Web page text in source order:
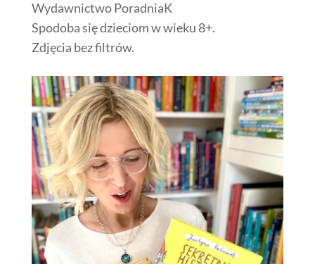
Wydawnictwo PoradniaK
Spodoba się dzieciom w wieku 8+.
Zdjęcia bez filtrów.